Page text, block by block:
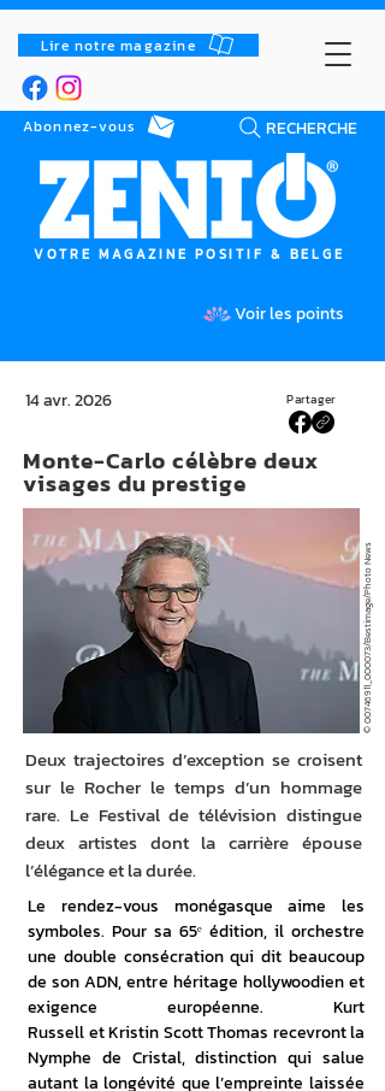
Lire notre magazine
RECHERCHE
Abonnez-vous
VOTRE MAGAZINE POSITIF & BELGE
Voir les points
Partager
14 avr. 2026
Monte-Carlo célèbre deux
visages du prestige
© 00746911_000073/Bestimage/Photo News
Le rendez-vous monégasque aime les
symboles. Pour sa 65ᵉ édition, il orchestre
une double consécration qui dit beaucoup
de son ADN, entre héritage hollywoodien et
exigence européenne. Kurt
Russell et Kristin Scott Thomas recevront la
Nymphe de Cristal, distinction qui salue
autant la longévité que l’empreinte laissée
Deux trajectoires d’exception se croisent
sur le Rocher le temps d’un hommage
rare. Le Festival de télévision distingue
deux artistes dont la carrière épouse
l’élégance et la durée.